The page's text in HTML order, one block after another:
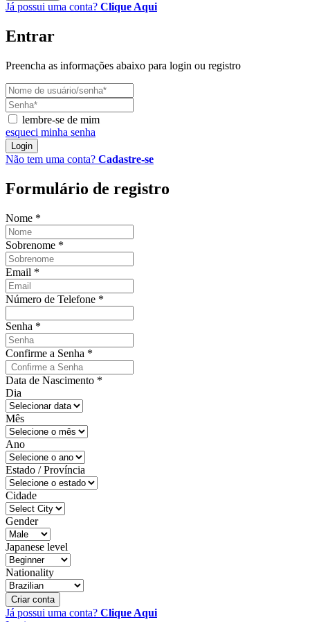
Já possui uma conta? Clique Aqui
Entrar
Preencha as informações abaixo para login ou registro
lembre-se de mim
esqueci minha senha
Login
Não tem uma conta? Cadastre-se
Formulário de registro
Nome *
Sobrenome *
Email *
Número de Telefone *
Senha *
Confirme a Senha *
Data de Nascimento *
Dia
Mês
Ano
Estado / Província
Cidade
Gender
Japanese level
Nationality
Criar conta
Já possui uma conta? Clique Aqui